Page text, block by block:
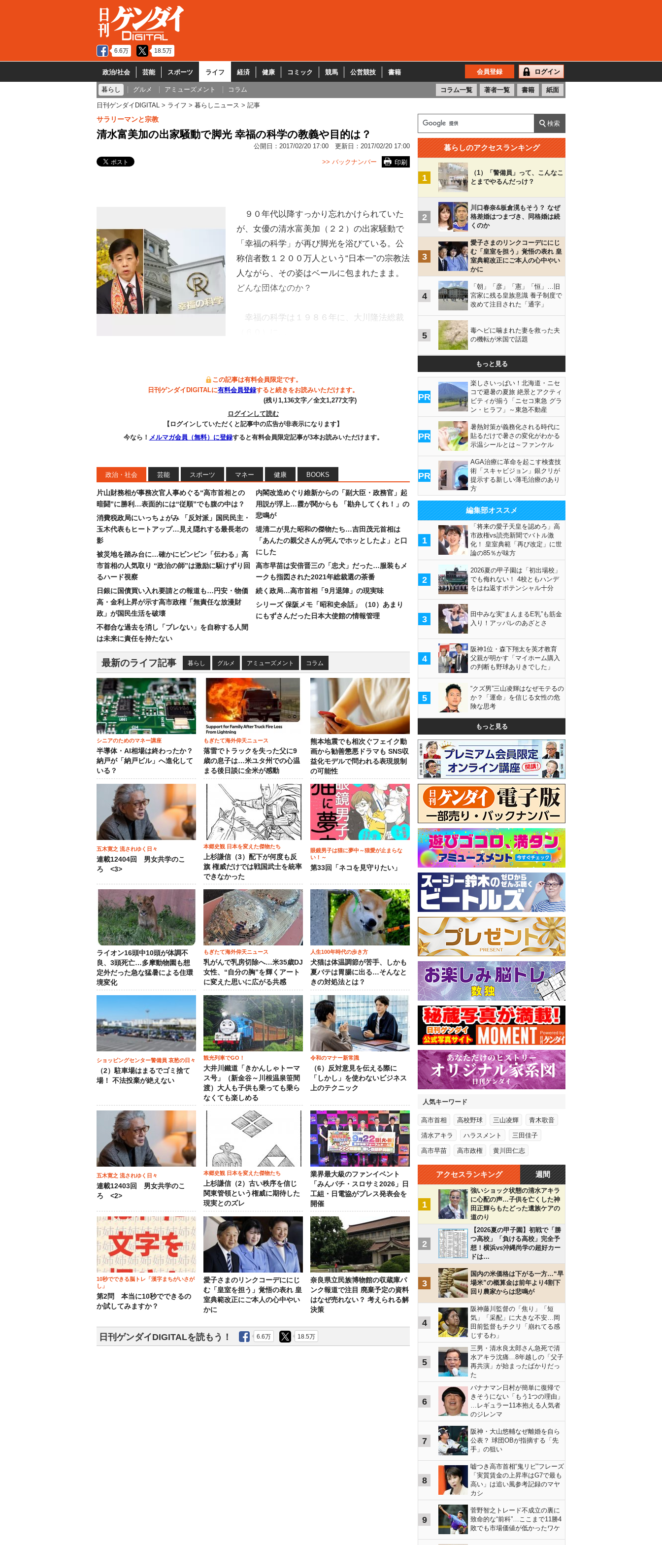
6.6万 18.5万
政治/社会 芸能 スポーツ ライフ 経済 健康 コミック 競馬 公営競技 書籍 会員登録 ログイン
暮らし グルメ アミューズメント コラム コラム一覧 著者一覧 書籍 紙面
日刊ゲンダイDIGITAL ライフ 暮らしニュース 記事
サラリーマンと宗教
清水富美加の出家騒動で脚光 幸福の科学の教義や目的は？
公開日： 2017/02/20 17:00 更新日： 2017/02/20 17:00
印刷
>> バックナンバー
９０年代以降すっかり忘れかけられていた
が、女優の清水富美加（２２）の出家騒動で
「幸福の科学」が再び脚光を浴びている。公
称信者数１２００万人という“日本一”の宗教法
人ながら、その姿はベールに包まれたまま。
どんな団体なのか？
幸福の科学は１９８６年に、大川隆法総裁
この記事は有料会員限定です。
日刊ゲンダイDIGITALに有料会員登録すると続きをお読みいただけます。
(残り1,136文字／全文1,277文字)
ログインして読む
【ログインしていただくと記事中の広告が非表示になります】
今なら！ メルマガ会員（無料）に登録すると有料会員限定記事が3本お読みいただけます。
政治・社会 芸能 スポーツ マネー 健康 BOOKS
片山財務相が事務次官人事めぐる“高市首相との
暗闘”に勝利…表面的には“従順”でも腹の中は？
消費税政局にいっちょがみ 「反対派」国民民主・
玉木代表もヒートアップ…見え隠れする最長老の
影
被災地を踏み台に…確かにビンビン「伝わる」高
市首相の人気取り “政治の師”は激励に駆けずり回
るハード視察
日銀に国債買い入れ要請との報道も…円安・物価
高・金利上昇が示す高市政権「無責任な放漫財
政」が国民生活を破壊
不都合な過去を消し「ブレない」を自称する人間
は未来に責任を持たない
内閣改造めぐり維新からの「副大臣・政務官」起
用説が浮上…霞が関からも 「勘弁してくれ！」の
悲鳴が
堤清二が見た昭和の傑物たち…吉田茂元首相は
「あんたの親父さんが死んでホッとしたよ」と口
にした
高市早苗は安倍晋三の「忠犬」だった…服装もメ
ークも指図された2021年総裁選の茶番
続く政局…高市首相「9月退陣」の現実味
シリーズ 保阪メモ「昭和史余話」（10）あまり
にもずさんだった日本大使館の情報管理
最新のライフ記事 暮らし グルメ アミューズメント コラム
シニアのためのマネー講座
半導体・AI相場は終わったか？
納戸が「納戸ビル」へ進化して
いる？
もぎたて海外仰天ニュース
落雷でトラックを失った父に9
歳の息子は…米ユタ州での心温
まる後日談に全米が感動
熊本地震でも相次ぐフェイク動
画から勧善懲悪ドラマも SNS収
益化モデルで問われる表現規制
の可能性
五木寛之 流されゆく日々
連載12404回 男女共学のこ
ろ <3>
本郷史観 日本を変えた傑物たち
上杉謙信（3）配下が何度も反
旗 権威だけでは戦国武士を統率
できなかった
眼鏡男子は猫に夢中～猫愛が止まらな
い！～
第33回「ネコを見守りたい」
ライオン16頭中10頭が体調不
良、3頭死亡…多摩動物園も想
定外だった急な猛暑による住環
境変化
もぎたて海外仰天ニュース
乳がんで乳房切除へ…米35歳DJ
女性、“自分の胸”を輝くアート
に変えた思いに広がる共感
人生100年時代の歩き方
犬猫は体温調節が苦手、しかも
夏バテは胃腸に出る…そんなと
きの対処法とは？
ショッピングセンター警備員 哀愁の日々
（2）駐車場はまるでゴミ捨て
場！ 不法投棄が絶えない
観光列車でGO！
大井川鐵道「きかんしゃトーマ
ス号」（新金谷～川根温泉笹間
渡）大人も子供も乗っても乗ら
なくても楽しめる
令和のマナー新常識
（6）反対意見を伝える際に
「しかし」を使わないビジネス
上のテクニック
五木寛之 流されゆく日々
連載12403回 男女共学のこ
ろ <2>
本郷史観 日本を変えた傑物たち
上杉謙信（2）古い秩序を信じ
関東管領という権威に期待した
現実とのズレ
業界最大級のファンイベント
「みんパチ・スロサミ2026」日
工組・日電協がプレス発表会を
開催
10秒でできる脳トレ「漢字まちがいさが
し」
第2問 本当に10秒でできるの
か試してみますか？
愛子さまのリンクコーデににじ
む「皇室を担う」覚悟の表れ 皇
室典範改正にご本人の心中やい
かに
奈良県立民族博物館の収蔵庫パ
ンク報道で注目 廃棄予定の資料
はなぜ売れない？ 考えられる解
決策
日刊ゲンダイDIGITALを読もう！ 6.6万 18.5万
暮らしのアクセスランキング
1
（1）「警備員」って、こんなこ
とまでやるんだっけ？
2
川口春奈&板倉滉もそう？ なぜ
格差婚はつまづき、同格婚は続
くのか
3
愛子さまのリンクコーデににじ
む「皇室を担う」覚悟の表れ 皇
室典範改正にご本人の心中やい
かに
4
「朝」「彦」「憲」「恒」…旧
宮家に残る皇族意識 養子制度で
改めて注目された「通字」
5
毒ヘビに噛まれた妻を救った夫
の機転が米国で話題
もっと見る
PR
楽しさいっぱい！北海道・ニセ
コで避暑の夏旅 絶景とアクティ
ビティが揃う「ニセコ東急 グラ
ン・ヒラフ」～東急不動産
PR
暑熱対策が義務化される時代に
貼るだけで暑さの変化がわかる
示温シールとは～ファンケル
PR
AGA治療に革命を起こす検査技
術「スキャビジョン」銀クリが
提示する新しい薄毛治療のあり
方
編集部オススメ
1
「将来の愛子天皇を認めろ」高
市政権vs読売新聞でバトル激
化！ 皇室典範「再び改定」に世
論の85％が味方
2
2026夏の甲子園は「初出場校」
でも侮れない！ 4校ともハンデ
をはね返すポテンシャル十分
3
田中みな実“まんまるE乳”も筋金
入り！アッパレのあざとさ
4
阪神1位・森下翔太を英才教育
父親が明かす「マイホーム購入
の判断も野球ありきでした」
5
“クズ男”三山凌輝はなぜモテるの
か？「運命」を信じる女性の危
険な思考
もっと見る
人気キーワード
高市首相 高校野球 三山凌輝 青木歌音
清水アキラ ハラスメント 三田佳子
高市早苗 高市政権 黄川田仁志
アクセスランキング 週間
1
強いショック状態の清水アキラ
に心配の声…子供を亡くした神
田正輝らもたどった遺族ケアの
道のり
2
【2026夏の甲子園】初戦で「勝
つ高校」「負ける高校」完全予
想！横浜vs沖縄尚学の超好カー
ドは…
3
国内の米価格は下がる一方…“早
場米”の概算金は前年より4割下
回り農家からは悲鳴が
4
阪神藤川監督の「焦り」「短
気」「采配」に大きな不安…岡
田前監督もチクリ「崩れてる感
じするわ」
5
三男・清水良太郎さん急死で清
水アキラ沈痛…8年越しの「父子
再共演」が始まったばかりだっ
た
6
バナナマン日村が簡単に復帰で
きそうにない「もう1つの理由」
…レギュラー11本抱える人気者
のジレンマ
7
阪神・大山悠輔なぜ離婚を自ら
公表？ 球団OBが指摘する「先
手」の狙い
8
嘘つき高市首相“鬼リピ”フレーズ
「実質賃金の上昇率はG7で最も
高い」は追い風参考記録のマヤ
カシ
9
菅野智之トレード不成立の裏に
致命的な“前科”…ここまで11勝4
敗でも市場価値が低かったワケ